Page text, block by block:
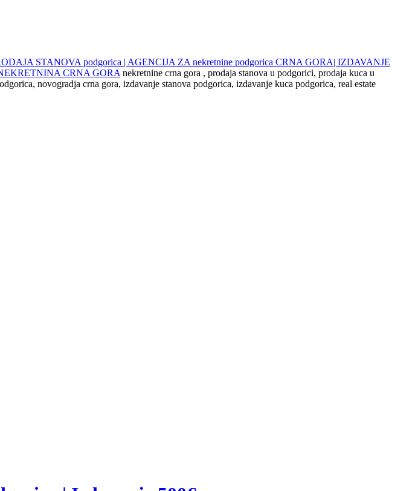
STANOVA podgorica | AGENCIJA ZA nekretnine podgorica CRNA GORA| IZDAVANJE
CRNA GORA nekretnine crna gora , prodaja stanova u podgorici, prodaja kuca u
novogradja crna gora, izdavanje stanova podgorica, izdavanje kuca podgorica, real estate